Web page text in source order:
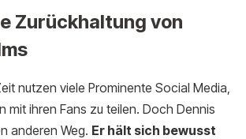
Zurückhaltung von
nutzen viele Prominente Social Media,
mit ihren Fans zu teilen. Doch Dennis
anderen Weg. Er hält sich bewusst